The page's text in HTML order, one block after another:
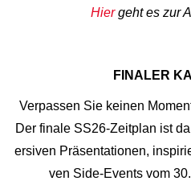
Hiergeht es zur
FINALER
Verpassen Sie keinen
Der finale SS26-Zeitplan ist
ersiven Präsentationen,
ven Side-Events vom